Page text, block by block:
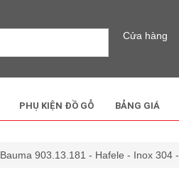
Cửa hàng
PHỤ KIỆN ĐỒ GỖ BẢNG GIÁ
Bauma 903.13.181 - Hafele - Inox 304